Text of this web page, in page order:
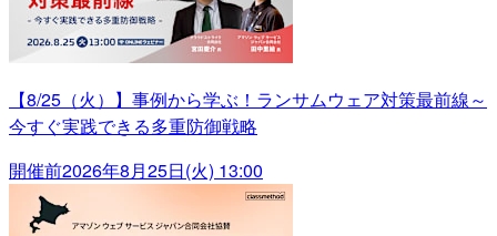
【8/25（火）】事例から学ぶ！ランサムウェア対策最前線～
今すぐ実践できる多重防御戦略
開催前2026年8月25日(火) 13:00